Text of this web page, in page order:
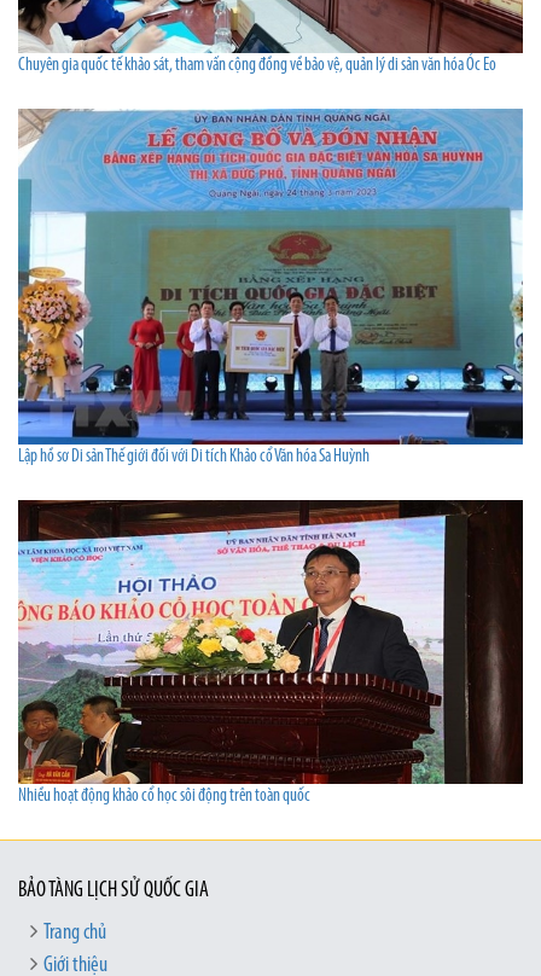
Chuyên gia quốc tế khảo sát, tham vấn cộng đồng về bảo vệ, quản lý di sản văn hóa Óc Eo
Lập hồ sơ Di sản Thế giới đối với Di tích Khảo cổ Văn hóa Sa Huỳnh
Nhiều hoạt động khảo cổ học sôi động trên toàn quốc
BẢO TÀNG LỊCH SỬ QUỐC GIA
Trang chủ
Giới thiệu